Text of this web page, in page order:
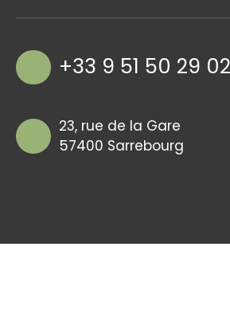
+33 9 51 50 29 02
23, rue de la Gare
57400 Sarrebourg